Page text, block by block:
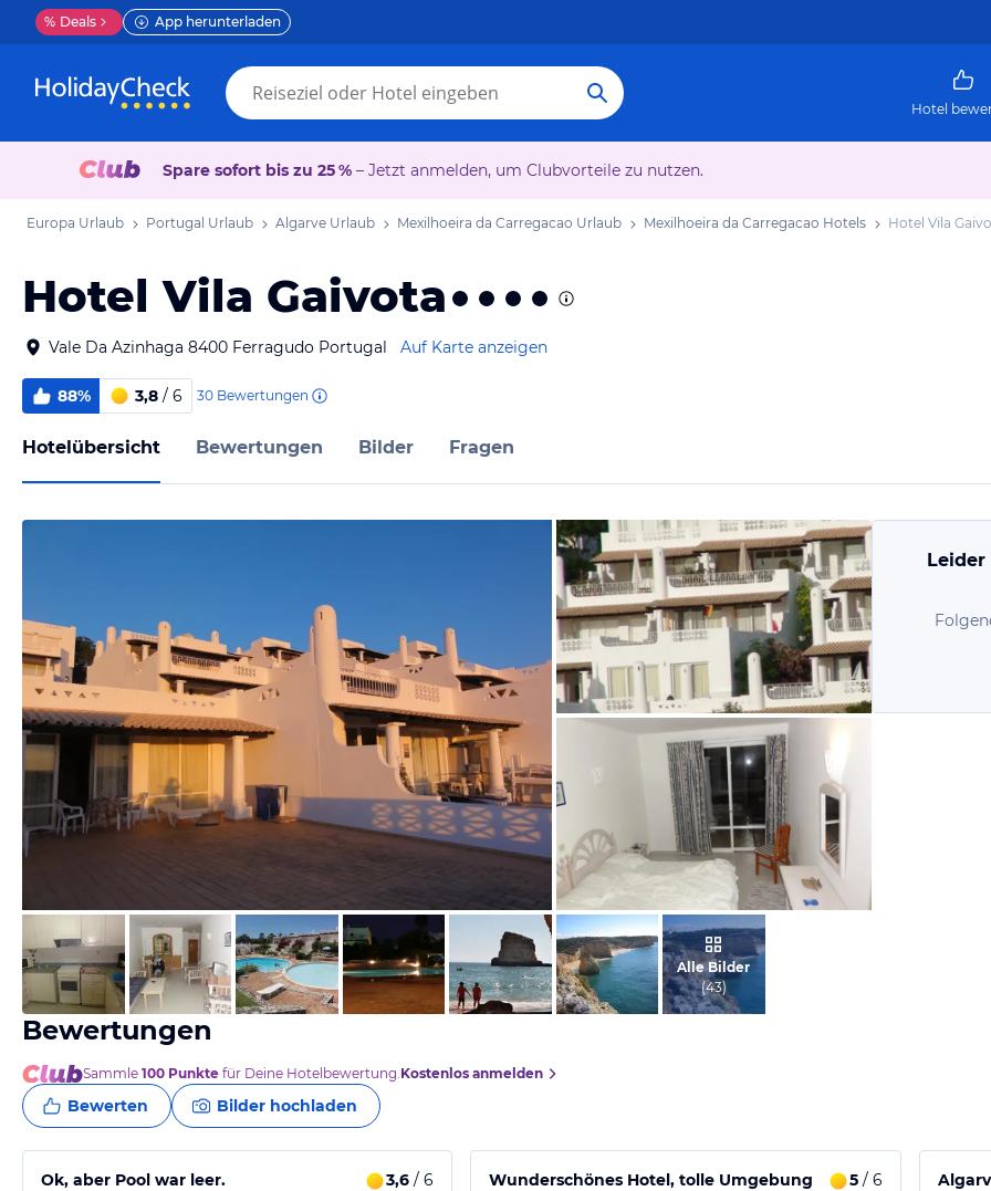
% Deals App herunterladen
Hotel
Spare sofort bis zu 25 % – Jetzt anmelden, um Clubvorteile zu nutzen.
Europa Urlaub Portugal Urlaub Algarve Urlaub Mexilhoeira da Carregacao Urlaub Mexilhoeira da Carregacao Hotels Hotel Vila
Hotel Vila Gaivota
Vale Da Azinhaga 8400 Ferragudo Portugal Auf Karte anzeigen
88% 3,8 / 6 30 Bewertungen
Hotelübersicht Bewertungen Bilder Fragen
von Dimitrichka, Juni 2011
von Tannia, Juli 2010
von Dimitrichka, Juni 2011
Alle Bilder
(43)
Bewertungen
Sammle 100 Punkte für Deine Hotelbewertung.Kostenlos anmelden
Bewerten Bilder hochladen
Ok, aber Pool war leer. 3,6 / 6 Wunderschönes Hotel, tolle Umgebung 5/ 6